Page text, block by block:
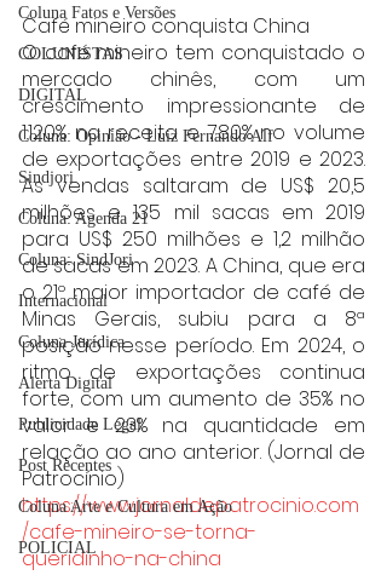
Coluna Fatos e Versões
COLUNISTAS
DIGITAL
Coluna: Opinião - Luiz Fernando Alf
Sindjori
Coluna: Agenda 21
Coluna: SindJori
Internacional
Coluna Jurídica
Alerta Digital
Publicidade Legal
Post Recentes
Coluna Arte e Cultura em Ação
POLICIAL
Café mineiro conquista China
O café mineiro tem conquistado o
mercado chinês, com um
crescimento impressionante de
1.120% na receita e 780% no volume
de exportações entre 2019 e 2023.
As vendas saltaram de US$ 20,5
milhões e 135 mil sacas em 2019
para US$ 250 milhões e 1,2 milhão
de sacas em 2023. A China, que era
o 21º maior importador de café de
Minas Gerais, subiu para a 8ª
posição nesse período. Em 2024, o
ritmo de exportações continua
forte, com um aumento de 35% no
valor e 23% na quantidade em
relação ao ano anterior. (Jornal de
Patrocínio)
https://www.jornaldepatrocinio.com
/cafe-mineiro-se-torna-
queridinho-na-china